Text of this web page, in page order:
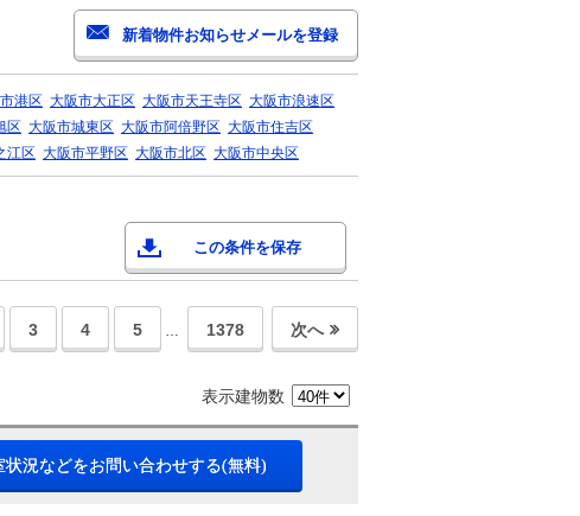
港区 大阪市大正区 大阪市天王寺区 大阪市浪速区
区 大阪市城東区 大阪市阿倍野区 大阪市住吉区
江区 大阪市平野区 大阪市北区 大阪市中央区
この条件を保存
3 4 5 … 1378 次へ
表示建物数
状況などをお問い合わせする(無料)